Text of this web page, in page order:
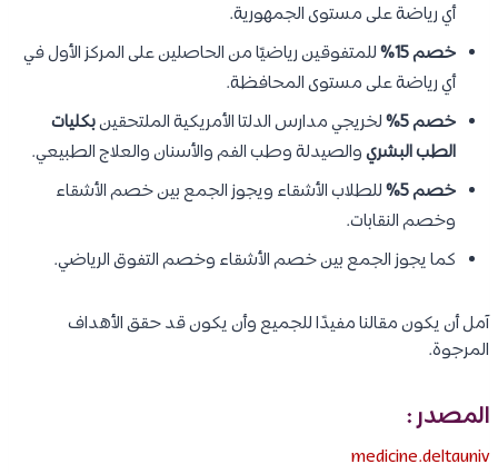
أي رياضة على مستوى الجمهورية.
خصم 15%
للمتفوقين رياضيًا من الحاصلين على المركز الأول في
أي رياضة على مستوى المحافظة.
خصم 5%
لخريجي مدارس الدلتا الأمريكية الملتحقينبكليات
الطب البشريوالصيدلة وطب الفم والأسنان والعلاج الطبيعي.
خصم 5%
للطلاب الأشقاء ويجوز الجمع بين خصم الأشقاء
وخصم النقابات.
كما يجوز الجمع بين خصم الأشقاء وخصم التفوق الرياضي.
آمل أن يكون مقالنا مفيدًا للجميع وأن يكون قد حقق الأهداف
المرجوة.
المصدر :
medicine.deltauniv